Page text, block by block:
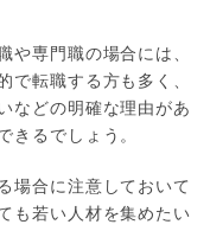
や専門職の場合には、
で転職する方も多く、
などの明確な理由があ
きるでしょう。
場合に注意しておいて
も若い人材を集めたい